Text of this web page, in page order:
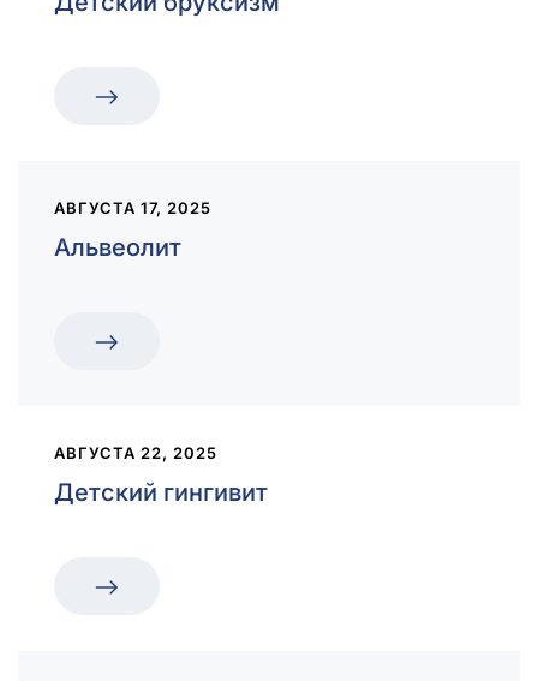
АВГУСТА 17, 2025
Альвеолит
АВГУСТА 22, 2025
Детский гингивит